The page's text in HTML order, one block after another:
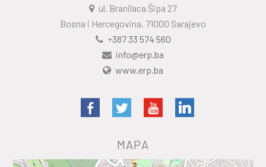
ul. Branilaca Šipa 27
Bosna i Hercegovina, 71000 Sarajevo
+387 33 574 560
info@erp.ba
www.erp.ba
MAPA